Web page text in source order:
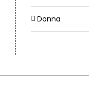
Donna